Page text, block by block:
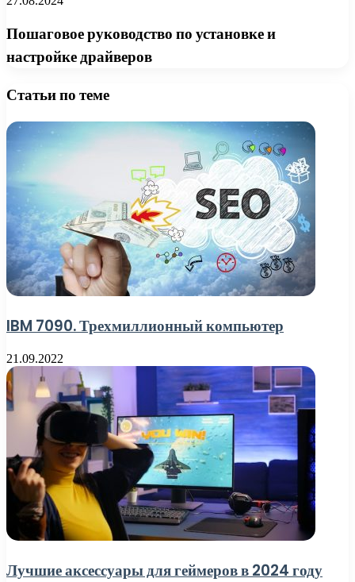
Пошаговое руководство по установке и
настройке драйверов
Статьи по теме
IBM 7090. Трехмиллионный компьютер
21.09.2022
Лучшие аксессуары для геймеров в 2024 году